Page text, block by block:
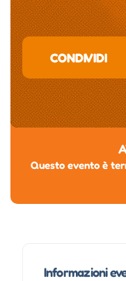
CONDIVIDI
Questo evento è
Informazioni